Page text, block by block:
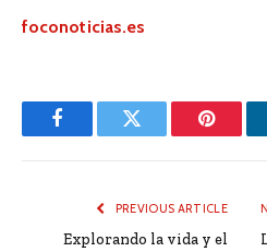
foconoticias.es
FacebookTwitter
PREVIOUS ARTICLE
Explorando la vida y el